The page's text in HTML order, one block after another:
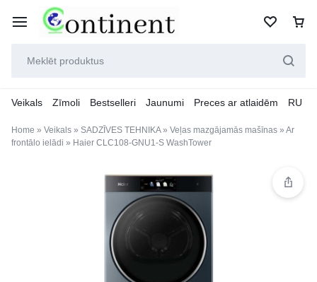
Veikals Zīmoli Bestselleri Jaunumi Preces ar atlaidēm RU
Home » Veikals » SADZĪVES TEHNIKA» Veļas mazgājamās mašīnas » Ar
frontālo ielādi » Haier CLC108-GNU1-S WashTower